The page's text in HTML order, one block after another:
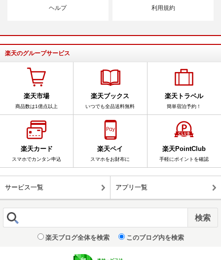
ヘルプ 利用規約
楽天のグループサービス
楽天市場
商品数は1億点以上
楽天ブックス
いつでも全品送料無料
楽天トラベル
簡単宿泊予約！
楽天カード
スマホでカンタン申込
楽天ペイ
スマホをお財布に
楽天PointClub
手軽にポイントを確認
サービス一覧 アプリ一覧
楽天ブログ全体を検索 このブログ内を検索